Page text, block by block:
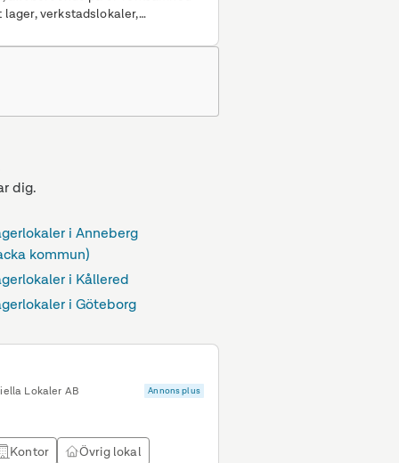
verkstadslokaler,
Hiss finns.
dig.
i Anneberg
kommun)
i Kållered
i Göteborg
Lokaler AB Annons plus
Kontor Övrig lokal